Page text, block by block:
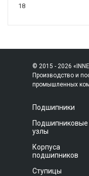
18
© 2015 - 2026
Производство и
промышленных
Подшипники
Подшипниковые
узлы
Корпуса
подшипников
Ступицы